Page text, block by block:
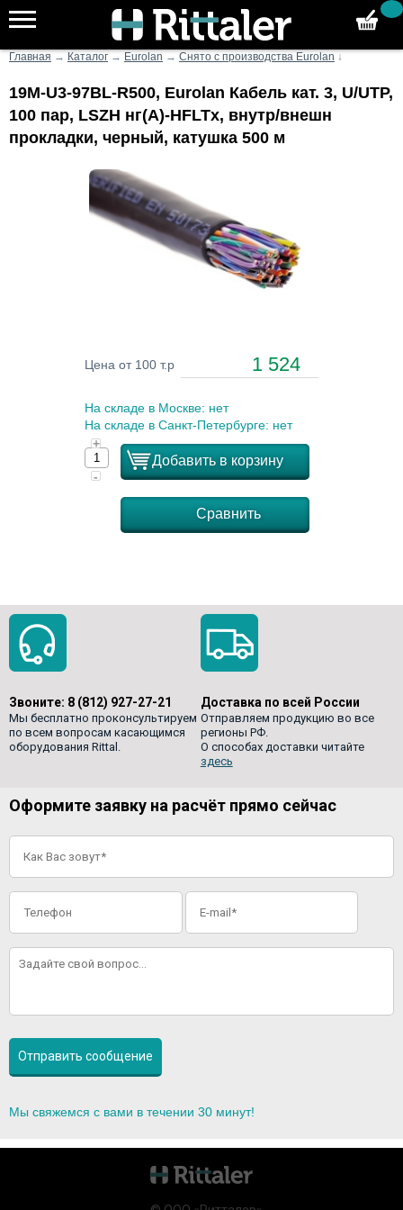
Главная → Каталог → Eurolan → Снято с производства Eurolan ↓
19M-U3-97BL-R500, Eurolan Кабель кат. 3, U/UTP,
100 пар, LSZH нг(A)-HFLTx, внутр/внешн
прокладки, черный, катушка 500 м
Цена от 100 т.р 1 524
На складе в Москве: нет
На складе в Санкт-Петербурге: нет
+
-
Добавить в корзину
Сравнить
Звоните: 8 (812) 927-27-21
Мы бесплатно проконсультируем
по всем вопросам касающимся
оборудования Rittal.
Доставка по всей России
Отправляем продукцию во все
регионы РФ.
О способах доставки читайте
здесь
Оформите заявку на расчёт прямо сейчас
Мы свяжемся с вами в течении 30 минут!